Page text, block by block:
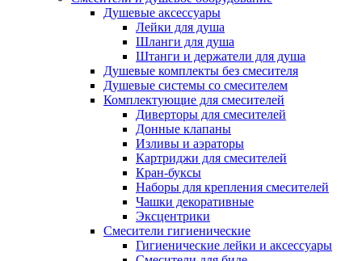
Душевые аксессуары
Лейки для душа
Шланги для душа
Штанги и держатели для душа
Душевые комплекты без смесителя
Душевые системы со смесителем
Комплектующие для смесителей
Диверторы для смесителей
Донные клапаны
Изливы и аэраторы
Картриджи для смесителей
Кран-буксы
Наборы для крепления смесителей
Чашки декоративные
Эксцентрики
Смесители гигиенические
Гигиенические лейки и аксессуары